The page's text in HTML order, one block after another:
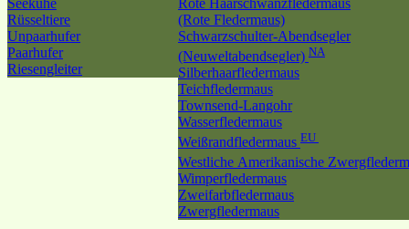
Seekühe
Rüsseltiere
Unpaarhufer
Paarhufer
Riesengleiter
Rote Haarschwanzfledermaus
(Rote Fledermaus)
Schwarzschulter-Abendsegler
(Neuweltabendsegler) NA
Silberhaarfledermaus
Teichfledermaus
Townsend-Langohr
Wasserfledermaus
Weißrandfledermaus EU
Westliche Amerikanische
Wimperfledermaus
Zweifarbfledermaus
Zwergfledermaus